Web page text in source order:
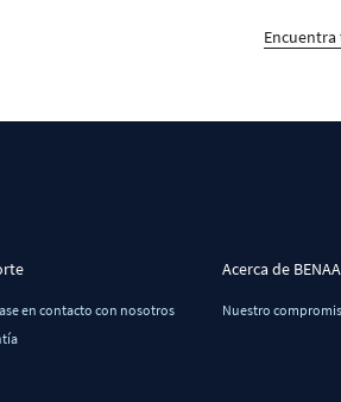
en contacto con nosotros
Acerca de
Nuestro